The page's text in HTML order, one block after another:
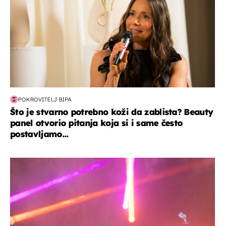
POKROVITELJ BIPA
Što je stvarno potrebno koži da zablista? Beauty
panel otvorio pitanja koja si i same često
postavljamo...